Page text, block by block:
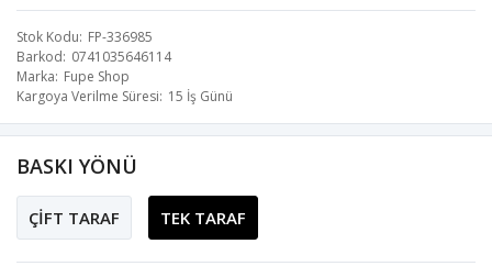
Stok Kodu FP-336985
Barkod 0741035646114
Marka Fupe Shop
Kargoya Verilme Süresi 15 İş Günü
BASKI YÖNÜ
ÇİFT TARAF TEK TARAF